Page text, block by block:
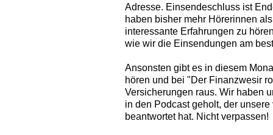
Adresse. Einsendeschluss ist
haben bisher mehr Hörerinnen
interessante Erfahrungen zu
wie wir die Einsendungen am
Ansonsten gibt es in diesem
hören und bei "Der Finanzwesir
Versicherungen raus. Wir haben
in den Podcast geholt, der
beantwortet hat. Nicht verpassen!